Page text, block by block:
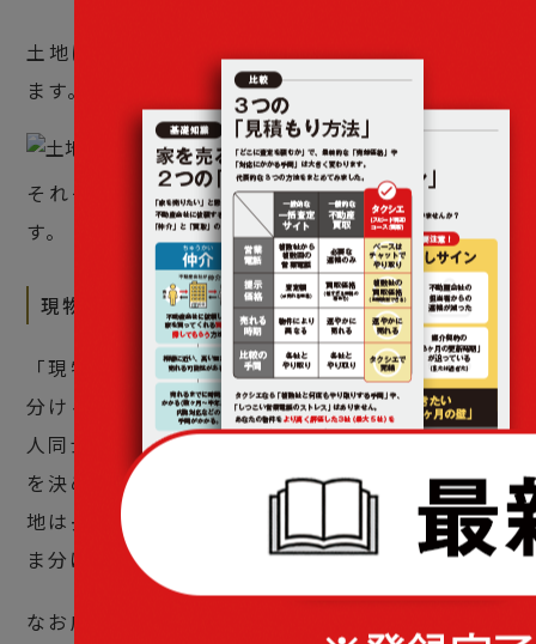
土地については、次の4つの分配方法が考えられ
ます。
それぞれどのような分け方か、順番に解説しま
す。
現物分割
「現物分割」は、土地や家など相続割合の通りに
分けるのは簡単ではない遺産があるときに、相続
人同士で話し合って誰がどの遺産を相続するのか
を決める方法です。具体的には、「家は母」「土
地は長男」「現金は長女」など、遺産を現物のま
ま分け合います。
なお広い土地であれば、土地を分筆して相続人そ